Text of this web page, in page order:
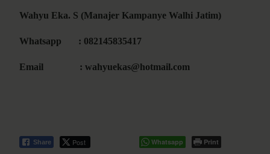
Wahyu Eka. S (Manajer Kampanye Walhi Jatim)
Whatsapp : 082145835417
Email : wahyuekas@hotmail.com
Share Post Whatsapp Print